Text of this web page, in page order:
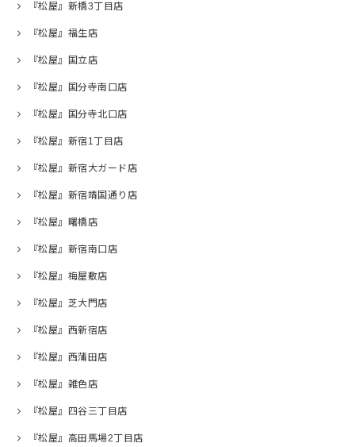
『松屋』新橋3丁目店
『松屋』福生店
『松屋』国立店
『松屋』国分寺南口店
『松屋』国分寺北口店
『松屋』新宿1丁目店
『松屋』新宿大ガード店
『松屋』新宿靖国通り店
『松屋』曙橋店
『松屋』新宿南口店
『松屋』梅屋敷店
『松屋』芝大門店
『松屋』西新宿店
『松屋』西蒲田店
『松屋』雑色店
『松屋』四谷三丁目店
『松屋』高田馬場2丁目店